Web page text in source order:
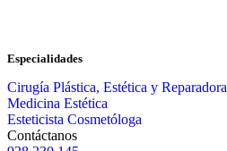
Especialidades
Cirugía Plástica, Estética y Reparadora
Medicina Estética
Esteticista Cosmetóloga
Contáctanos